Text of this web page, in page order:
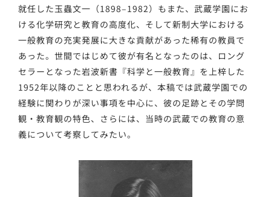
就任した玉蟲文一（1898–1982）もまた、武蔵学園にお
ける化学研究と教育の高度化、そして新制大学における
一般教育の充実発展に大きな貢献があった稀有の教員で
あった。世間ではじめて彼が有名となったのは、ロング
セラーとなった岩波新書『科学と一般教育』を上梓した
1952年以降のことと思われるが、本稿では武蔵学園での
経験に関わりが深い事項を中心に、彼の足跡とその学問
観・教育観の特色、さらには、当時の武蔵での教育の意
義について考察してみたい。